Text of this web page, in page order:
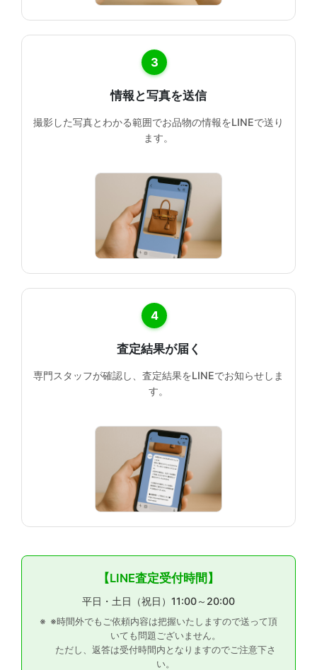
3
情報と写真を送信
撮影した写真とわかる範囲でお品物の情報をLINEで送り
ます。
4
査定結果が届く
専門スタッフが確認し、査定結果をLINEでお知らせしま
す。
【LINE査定受付時間】
平日・土日（祝日）11:00～20:00
※時間外でもご依頼内容は把握いたしますので送って頂
いても問題ございません。
ただし、返答は受付時間内となりますのでご注意下さ
い。